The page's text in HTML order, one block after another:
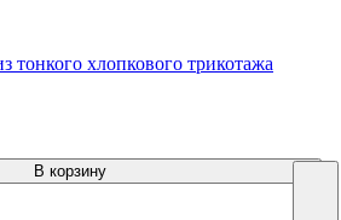
тонкого хлопкового трикотажа
В корзину